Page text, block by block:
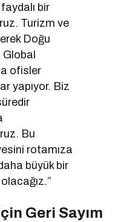
bir
Turizm ve
Doğu
Global
ofisler
yapıyor. Biz
Bu
rotamıza
büyük bir
Geri Sayım